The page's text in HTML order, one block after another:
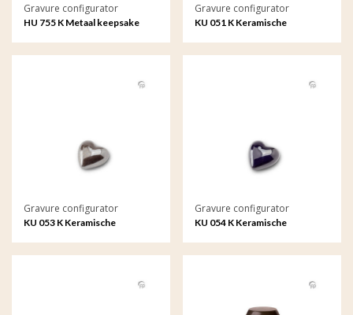
Gravure configurator
HU 755 K Metaal keepsake
Gravure configurator
KU 051 K Keramische
Gravure configurator
KU 053 K Keramische
Gravure configurator
KU 054 K Keramische